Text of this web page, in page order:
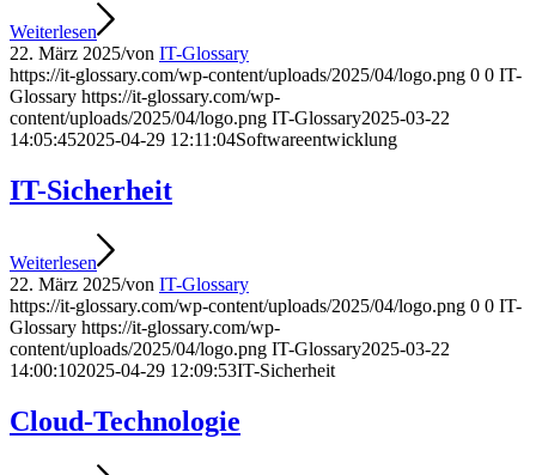
Weiterlesen
22. März 2025/von IT-Glossary
https://it-glossary.com/wp-content/uploads/2025/04/logo.png 0 0 IT-
Glossary https://it-glossary.com/wp-
content/uploads/2025/04/logo.png IT-Glossary2025-03-22
14:05:452025-04-29 12:11:04Softwareentwicklung
IT-Sicherheit
Weiterlesen
22. März 2025/von IT-Glossary
https://it-glossary.com/wp-content/uploads/2025/04/logo.png 0 0 IT-
Glossary https://it-glossary.com/wp-
content/uploads/2025/04/logo.png IT-Glossary2025-03-22
14:00:102025-04-29 12:09:53IT-Sicherheit
Cloud-Technologie